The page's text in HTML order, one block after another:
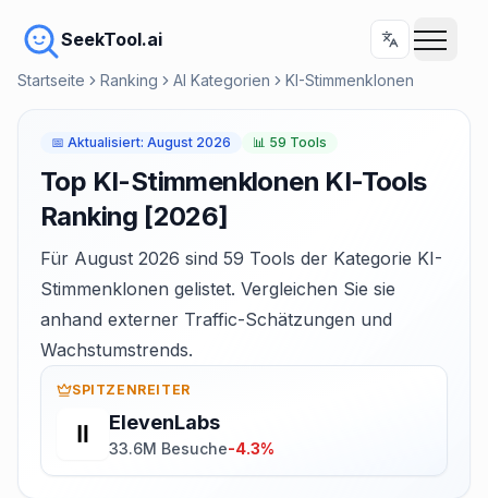
SeekTool.ai
Startseite Ranking AI Kategorien KI-Stimmenklonen
📅 Aktualisiert: August 2026 📊 59 Tools
Top KI-Stimmenklonen KI-Tools
Ranking [2026]
Für August 2026 sind 59 Tools der Kategorie KI-
Stimmenklonen gelistet. Vergleichen Sie sie
anhand externer Traffic-Schätzungen und
Wachstumstrends.
SPITZENREITER
ElevenLabs
33.6M Besuche-4.3%